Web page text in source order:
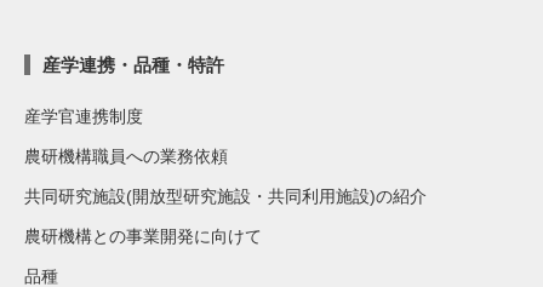
産学連携・品種・特許
産学官連携制度
農研機構職員への業務依頼
共同研究施設(開放型研究施設・共同利用施設)の紹介
農研機構との事業開発に向けて
品種